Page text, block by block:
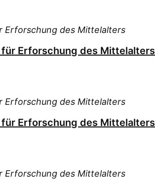
Erforschung des Mittelalters
Erforschung des Mittelalters
Erforschung des Mittelalters
Erforschung des Mittelalters
Erforschung des Mittelalters